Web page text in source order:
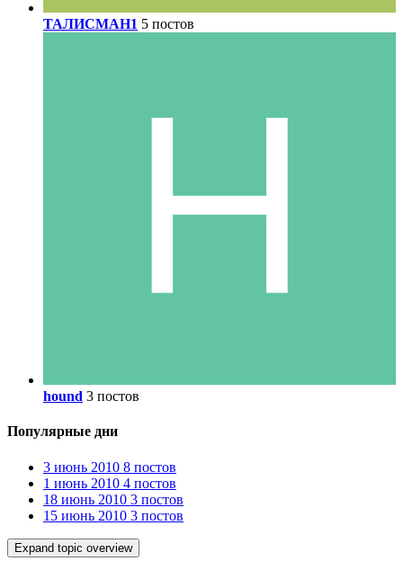
ТАЛИСМАН1 5 постов
hound 3 постов
Популярные дни
3 июнь 2010 8 постов
1 июнь 2010 4 постов
18 июнь 2010 3 постов
15 июнь 2010 3 постов
Expand topic overview